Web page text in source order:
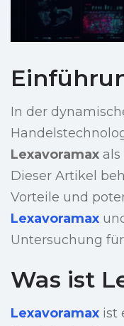
In der
Lexavoramax als
Dieser Artikel
Vorteile und
Lexavoramax
Untersuchung
Was ist
Lexavoramax ist